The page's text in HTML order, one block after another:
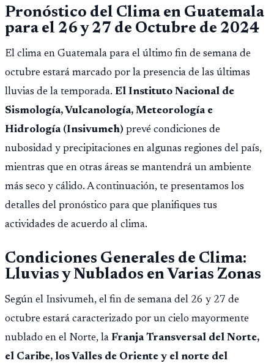
Pronóstico del Clima en Guatemala
para el 26 y 27 de Octubre de 2024
El clima en Guatemala para el último fin de semana de
octubre estará marcado por la presencia de las últimas
lluvias de la temporada. El Instituto Nacional de
Sismología, Vulcanología, Meteorología e
Hidrología (Insivumeh) prevé condiciones de
nubosidad y precipitaciones en algunas regiones del país,
mientras que en otras áreas se mantendrá un ambiente
más seco y cálido. A continuación, te presentamos los
detalles del pronóstico para que planifiques tus
actividades de acuerdo al clima.
Condiciones Generales de Clima:
Lluvias y Nublados en Varias Zonas
Según el Insivumeh, el fin de semana del 26 y 27 de
octubre estará caracterizado por un cielo mayormente
nublado en el Norte, la Franja Transversal del Norte,
el Caribe, los Valles de Oriente y el norte del